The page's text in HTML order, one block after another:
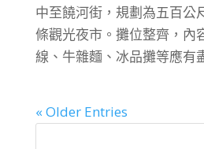
中至饒河街，規劃為五百公
條觀光夜市。攤位整齊，內
線、牛雜麵、冰品攤等應有
« Older Entries